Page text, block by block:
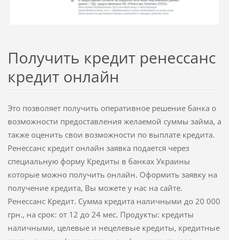
Получить кредит ренессанс
кредит онлайн
Это позволяет получить оперативное решение банка о
возможности предоставления желаемой суммы займа, а
также оценить свои возможности по выплате кредита.
Ренессанс кредит онлайн заявка подается через
специальную форму Кредиты в банках Украины
которые можно получить онлайн. Оформить заявку на
получение кредита, Вы можете у нас на сайте.
Ренессанс Кредит. Сумма кредита наличными до 20 000
грн., на срок: от 12 до 24 мес. Продукты: кредиты
наличными, целевые и нецелевые кредиты, кредитные